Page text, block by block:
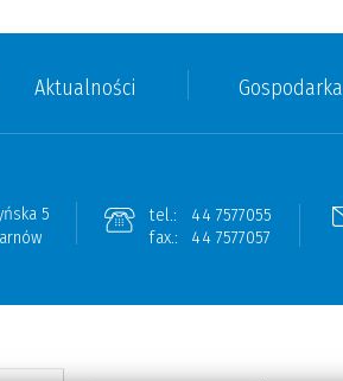
Aktualności Gospodarka
5
tel.:
44 7577055
fax.:
44 7577057